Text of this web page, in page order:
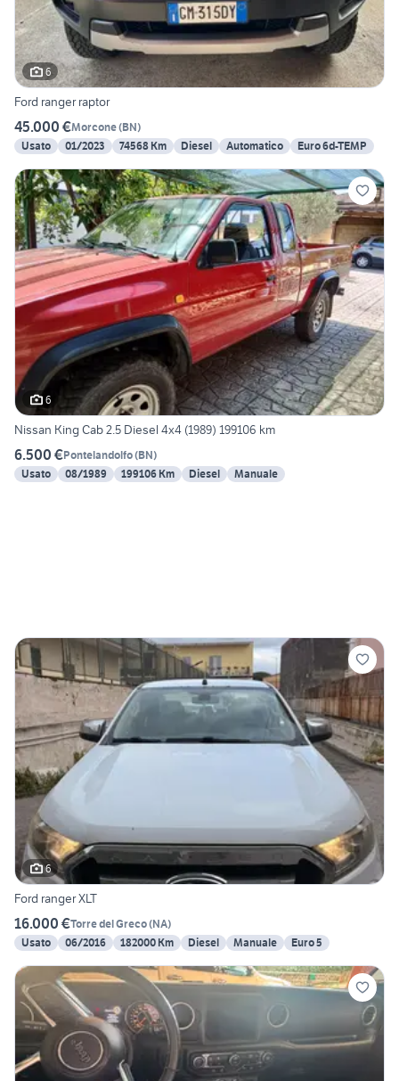
6
Ford ranger raptor
45.000 €Morcone(BN)
Usato
01/2023 74568 Km Diesel Automatico Euro 6d-TEMP
6
Nissan King Cab 2.5 Diesel 4x4 (1989) 199106 km
6.500 €Pontelandolfo(BN)
Usato
08/1989 199106 Km Diesel Manuale
6
Ford ranger XLT
16.000 €Torre del Greco(NA)
Usato
06/2016 182000 Km Diesel Manuale Euro 5